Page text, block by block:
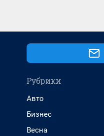
Рубрики
Авто
Бизнес
Весна